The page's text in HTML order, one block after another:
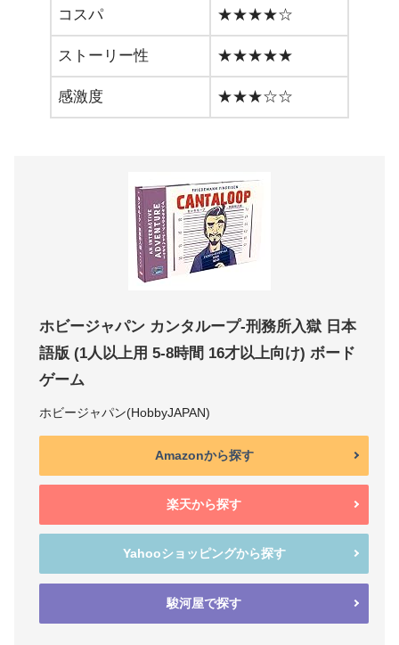
コスパ ★★★★☆
ストーリー性 ★★★★★
感激度 ★★★☆☆
ホビージャパン カンタループ-刑務所入獄 日本
語版 (1人以上用 5-8時間 16才以上向け) ボード
ゲーム
ホビージャパン(HobbyJAPAN)
Amazonから探す
楽天から探す
Yahooショッピングから探す
駿河屋で探す